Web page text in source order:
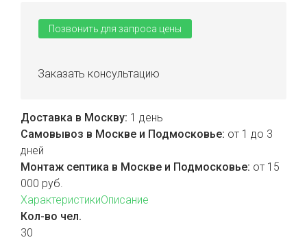
Позвонить для запроса цены
Заказать консультацию
Доставка в Москву: 1 день
Самовывоз в Москве и Подмосковье: от 1 до 3
дней
Монтаж септика в Москве и Подмосковье: от 15
000 руб.
ХарактеристикиОписание
Кол-во чел.
30